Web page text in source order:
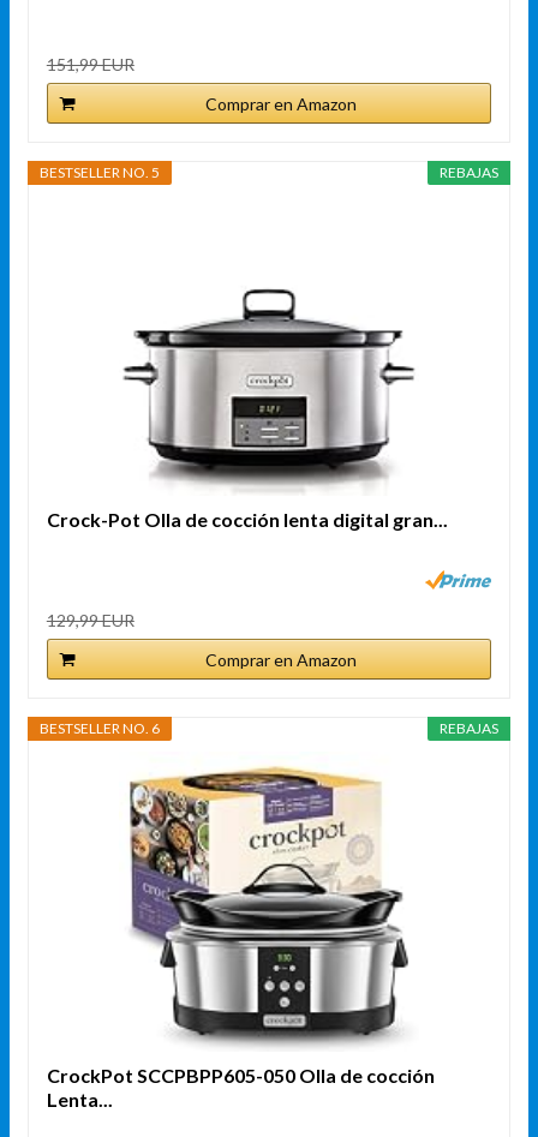
151,99 EUR
Comprar en Amazon
REBAJAS
BESTSELLER NO. 5
Crock-Pot Olla de cocción lenta digital gran...
129,99 EUR
Comprar en Amazon
REBAJAS
BESTSELLER NO. 6
CrockPot SCCPBPP605-050 Olla de cocción
Lenta...